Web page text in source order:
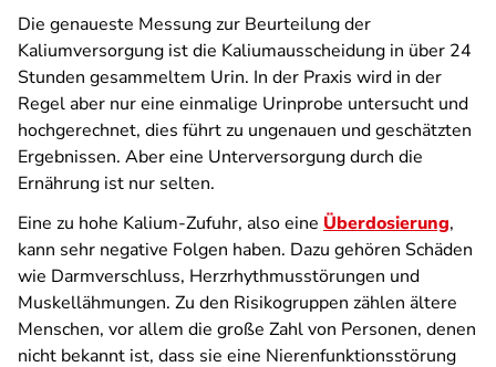
Die genaueste Messung zur Beurteilung der
Kaliumversorgung ist die Kaliumausscheidung in über 24
Stunden gesammeltem Urin. In der Praxis wird in der
Regel aber nur eine einmalige Urinprobe untersucht und
hochgerechnet, dies führt zu ungenauen und geschätzten
Ergebnissen. Aber eine Unterversorgung durch die
Ernährung ist nur selten.
Eine zu hohe Kalium-Zufuhr, also eine Überdosierung,
kann sehr negative Folgen haben. Dazu gehören Schäden
wie Darmverschluss, Herzrhythmusstörungen und
Muskellähmungen. Zu den Risikogruppen zählen ältere
Menschen, vor allem die große Zahl von Personen, denen
nicht bekannt ist, dass sie eine Nierenfunktionsstörung